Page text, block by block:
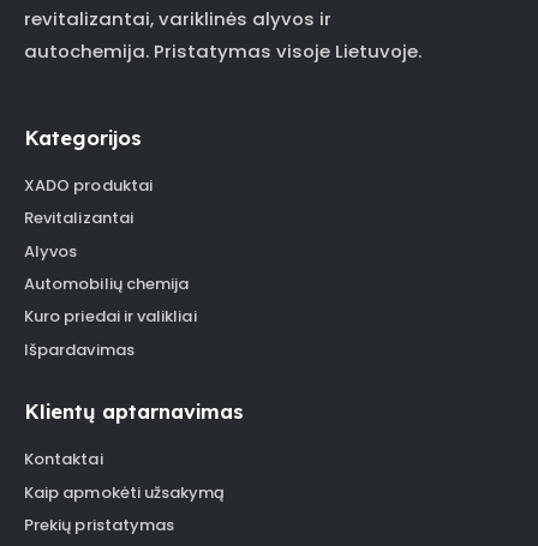
revitalizantai, variklinės alyvos ir
autochemija. Pristatymas visoje Lietuvoje.
Kategorijos
XADO produktai
Revitalizantai
Alyvos
Automobilių chemija
Kuro priedai ir valikliai
Išpardavimas
Klientų aptarnavimas
Kontaktai
Kaip apmokėti užsakymą
Prekių pristatymas